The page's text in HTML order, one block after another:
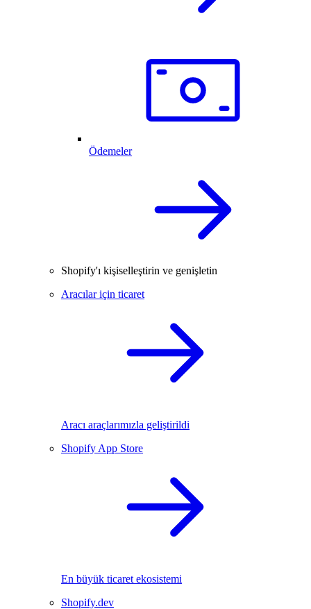
Ödemeler
Shopify'ı kişiselleştirin ve genişletin
Aracılar için ticaret
Aracı araçlarımızla geliştirildi
Shopify App Store
En büyük ticaret ekosistemi
Shopify.dev